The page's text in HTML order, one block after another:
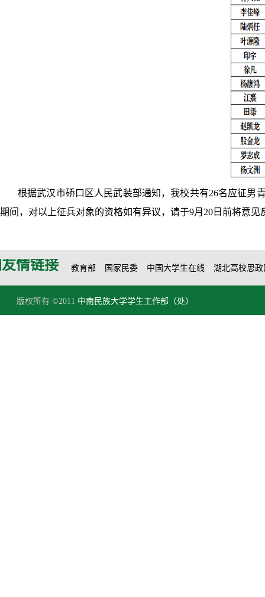
根据武汉市硚口区人民武装部通知，我校共有26名应征男
期间，对以上征兵对象的资格如有异议，请于9月20日前将意见
友情链接 教育部 国家民委 中国大学生在线 湖北高校思政
版权所有 ©2011 中南民族大学学生工作部（处）